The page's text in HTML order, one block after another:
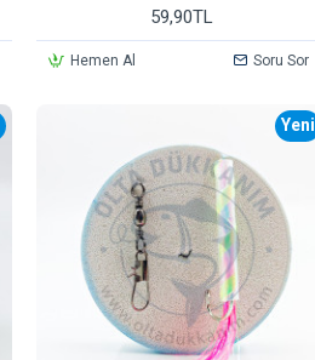
59,90TL
Hemen Al Soru Sor
Yeni